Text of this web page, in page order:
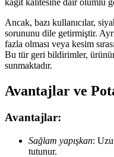
kağıt kalitesine dair olumlu
Ancak, bazı kullanıcılar,
sorununu dile getirmiştir.
fazla olması veya kesim
Bu tür geri bildirimler,
sunmaktadır.
Avantajlar ve
Avantajlar:
Sağlam yapışkan:
tutunur.